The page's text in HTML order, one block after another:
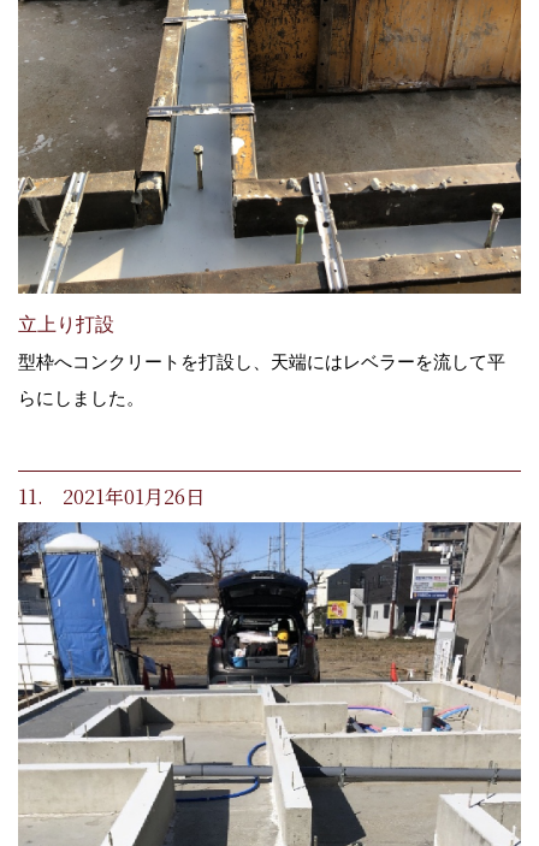
立上り打設
型枠へコンクリートを打設し、天端にはレベラーを流して平
らにしました。
11. 2021年01月26日